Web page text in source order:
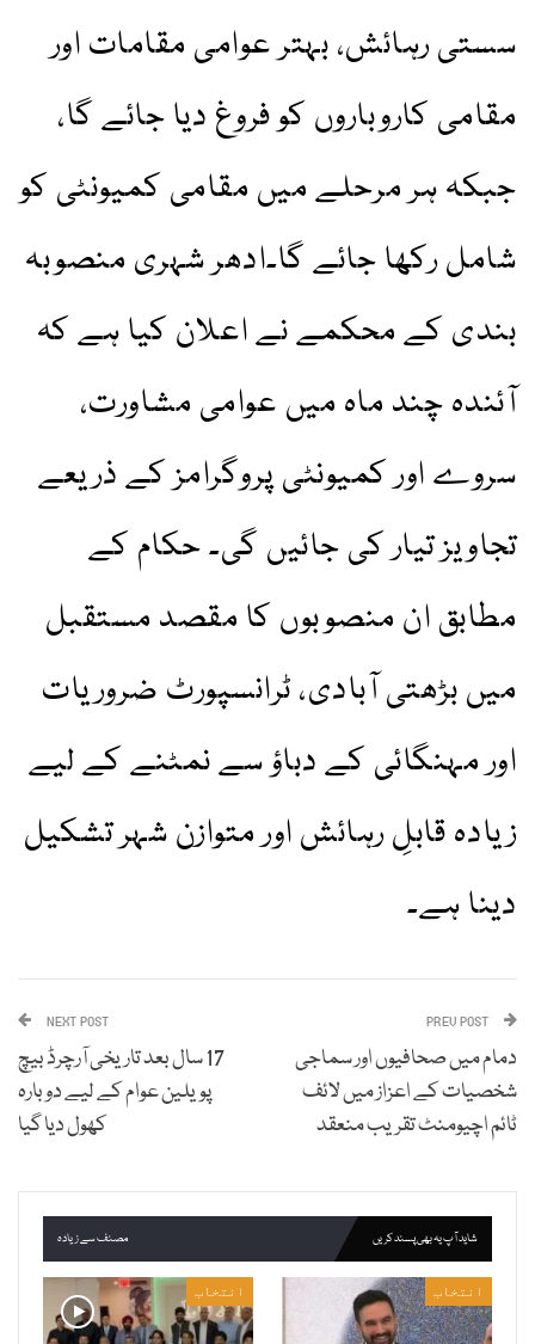
سستی رہائش، بہتر عوامی مقامات اور
مقامی کاروباروں کو فروغ دیا جائے گا،
جبکہ ہر مرحلے میں مقامی کمیونٹی کو
شامل رکھا جائے گا۔ادھر شہری منصوبہ
بندی کے محکمے نے اعلان کیا ہے کہ
آئندہ چند ماہ میں عوامی مشاورت،
سروے اور کمیونٹی پروگرامز کے ذریعے
تجاویز تیار کی جائیں گی۔ حکام کے
مطابق ان منصوبوں کا مقصد مستقبل
میں بڑھتی آبادی، ٹرانسپورٹ ضروریات
اور مہنگائی کے دباؤ سے نمٹنے کے لیے
زیادہ قابلِ رہائش اور متوازن شہر تشکیل
دینا ہے۔
دمام میں صحافیوں اور سماجی
شخصیات کے اعزاز میں لائف
ٹائم اچیومنٹ تقریب منعقد
NEXT POST
17 سال بعد تاریخی آرچرڈ بیچ
پویلین عوام کے لیے دوبارہ
کھول دیا گیا
شاید آپ یہ بھی پسند کریں مصنف سے زیادہ
انتخاب انتخاب